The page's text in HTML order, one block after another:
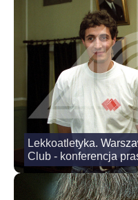
Lekkoatletyka.
Club - konferencja